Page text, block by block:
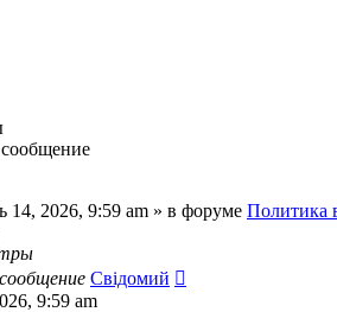
14, 2026, 9:59 am » в форуме Политика
Свідомий
9:59 am